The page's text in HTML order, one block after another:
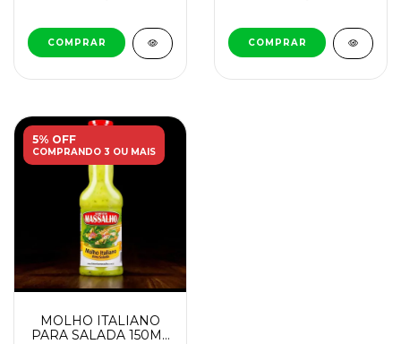
5% OFF
COMPRANDO 3 OU MAIS
MOLHO ITALIANO
PARA SALADA 150ML